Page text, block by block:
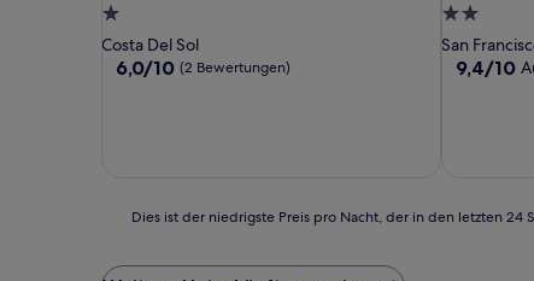
1.0-
Stern-
Unterkunft
Costa Del Sol
6.0
6,0/10 (2 Bewertungen)
2.0-
Sterne-
Unterkunft
San
9.4
9,4/10
der
Dies ist der niedrigste Preis pro Nacht, der in den letzten